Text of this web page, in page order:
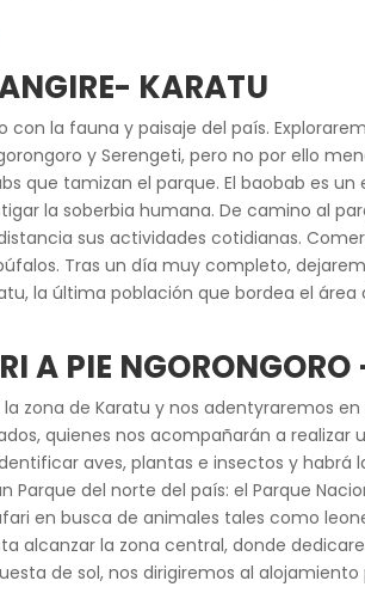
KARATU
la fauna y paisaje del país.
y Serengeti, pero no por ello
que tamizan el parque. El baobab es
la soberbia humana. De camino al
sus actividades cotidianas.
Tras un día muy completo,
la última población que bordea el área
A PIE NGORONGORO
zona de Karatu y nos adentyraremos
quienes nos acompañarán a
aves, plantas e insectos y
Parque del norte del país: el Parque
en busca de animales tales como
alcanzar la zona central, donde
de sol, nos dirigiremos al alojamiento